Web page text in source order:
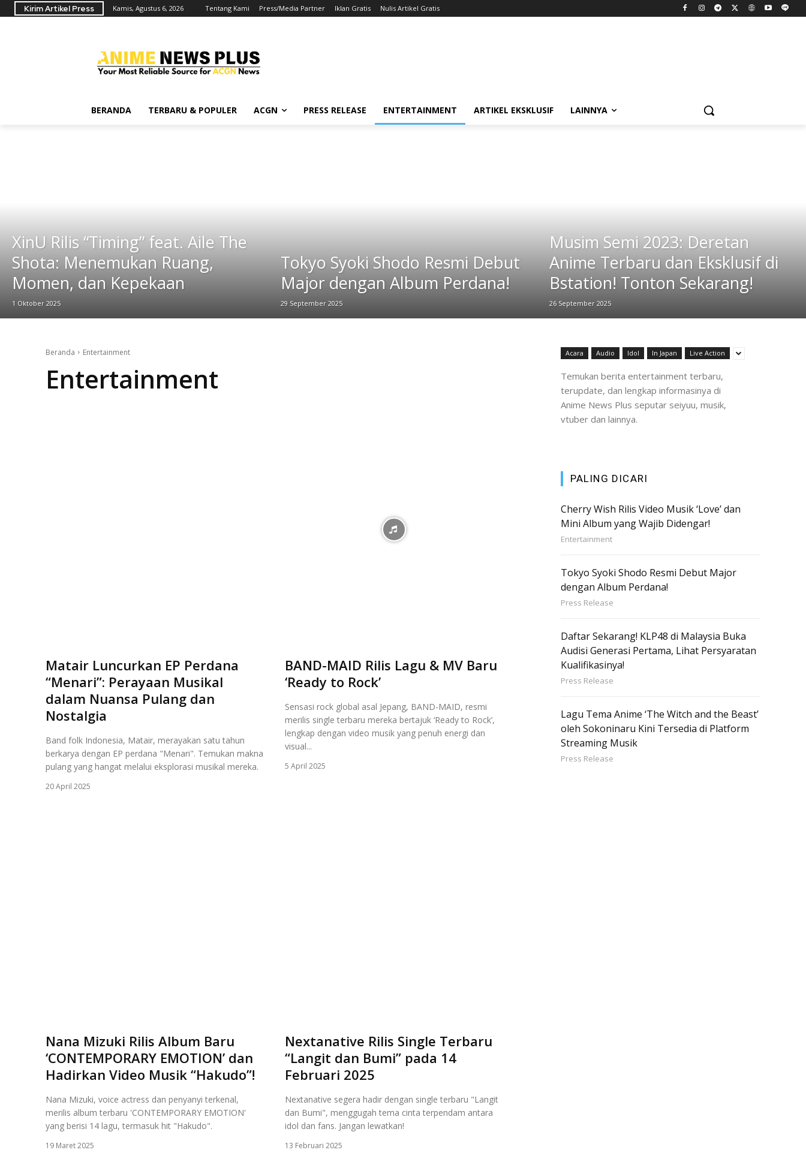
Kirim Artikel Press Kamis, Agustus 6, 2026 Tentang Kami Press/Media Partner Iklan Gratis Nulis Artikel Gratis
BERANDA TERBARU & POPULER ACGN PRESS RELEASE ENTERTAINMENT ARTIKEL EKSKLUSIF LAINNYA
XinU Rilis “Timing” feat. Aile The
Shota: Menemukan Ruang,
Momen, dan Kepekaan
1 Oktober 2025
Tokyo Syoki Shodo Resmi Debut
Major dengan Album Perdana!
29 September 2025
Musim Semi 2023: Deretan
Anime Terbaru dan Eksklusif di
Bstation! Tonton Sekarang!
26 September 2025
Beranda Entertainment
Entertainment
Matair Luncurkan EP Perdana
“Menari”: Perayaan Musikal
dalam Nuansa Pulang dan
Nostalgia
Band folk Indonesia, Matair, merayakan satu tahun
berkarya dengan EP perdana "Menari". Temukan makna
pulang yang hangat melalui eksplorasi musikal mereka.
20 April 2025
BAND-MAID Rilis Lagu & MV Baru
‘Ready to Rock’
Sensasi rock global asal Jepang, BAND-MAID, resmi
merilis single terbaru mereka bertajuk ‘Ready to Rock’,
lengkap dengan video musik yang penuh energi dan
visual...
5 April 2025
Nana Mizuki Rilis Album Baru
‘CONTEMPORARY EMOTION’ dan
Hadirkan Video Musik “Hakudo”!
Nana Mizuki, voice actress dan penyanyi terkenal,
merilis album terbaru 'CONTEMPORARY EMOTION'
yang berisi 14 lagu, termasuk hit "Hakudo".
19 Maret 2025
Nextanative Rilis Single Terbaru
“Langit dan Bumi” pada 14
Februari 2025
Nextanative segera hadir dengan single terbaru "Langit
dan Bumi", menggugah tema cinta terpendam antara
idol dan fans. Jangan lewatkan!
13 Februari 2025
Acara Audio Idol In Japan Live Action
Temukan berita entertainment terbaru,
terupdate, dan lengkap informasinya di
Anime News Plus seputar seiyuu, musik,
vtuber dan lainnya.
PALING DICARI
Cherry Wish Rilis Video Musik ‘Love’ dan
Mini Album yang Wajib Didengar!
Entertainment
Tokyo Syoki Shodo Resmi Debut Major
dengan Album Perdana!
Press Release
Daftar Sekarang! KLP48 di Malaysia Buka
Audisi Generasi Pertama, Lihat Persyaratan
Kualifikasinya!
Press Release
Lagu Tema Anime ‘The Witch and the Beast’
oleh Sokoninaru Kini Tersedia di Platform
Streaming Musik
Press Release